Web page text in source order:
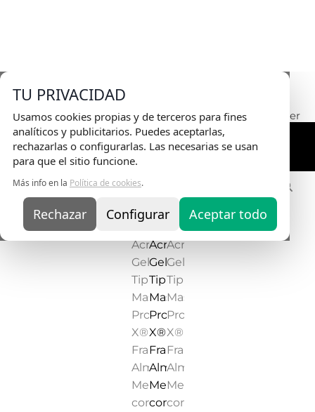
para que el sitio funcione.
Más info en la Política de cookies
Rechazar Configurar Aceptar todo
ACRYLIC GEL TIP MASTER
PRO X® FRANCESA
BLANCA – ALMENDRA